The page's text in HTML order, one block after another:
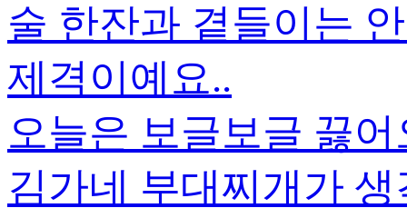
술 한잔과 곁들이는
제격이예요..
오늘은 보글보글 끓
김가네 부대찌개가